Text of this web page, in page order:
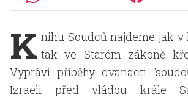
K nihu Soudců najdeme jak v
tak ve Starém zákoně
Vypráví příběhy dvanácti
Izraeli před vládou krále